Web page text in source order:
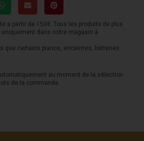
a partir de 150€. Tous les produits de plus
uniquement dans notre magasin à
que certains pianos, enceintes, batteries
au moment de la sélection
de la commande.